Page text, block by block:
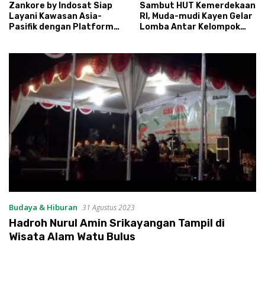
Zankore by Indosat Siap
Layani Kawasan Asia-
Pasifik dengan Platform
Sambut HUT Kemerdekaan
RI, Muda-mudi Kayen Gelar
Lomba Antar Kelompok
Budaya & Hiburan 31 Agustus 2023
Hadroh Nurul Amin Srikayangan Tampil di
Wisata Alam Watu Bulus